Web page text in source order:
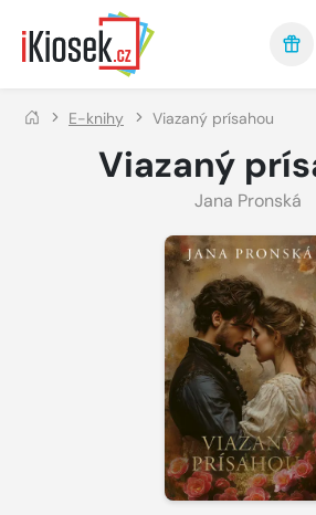
Přejít na hlavní obsah
E-knihy Viazaný prísahou
Viazaný
Jana Pronská